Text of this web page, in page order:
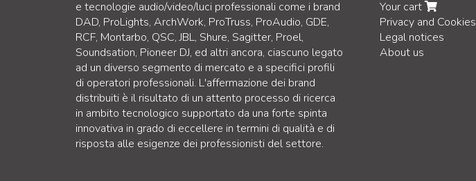
e tecnologie audio/video/luci professionali come i brand
DAD, ProLights, ArchWork, ProTruss, ProAudio, GDE,
RCF, Montarbo, QSC, JBL, Shure, Sagitter, Proel,
Soundsation, Pioneer DJ, ed altri ancora, ciascuno legato
ad un diverso segmento di mercato e a specifici profili
di operatori professionali. L'affermazione dei brand
distribuiti è il risultato di un attento processo di ricerca
in ambito tecnologico supportato da una forte spinta
innovativa in grado di eccellere in termini di qualità e di
risposta alle esigenze dei professionisti del settore.
Your cart
Privacy and Cookies
Legal notices
About us